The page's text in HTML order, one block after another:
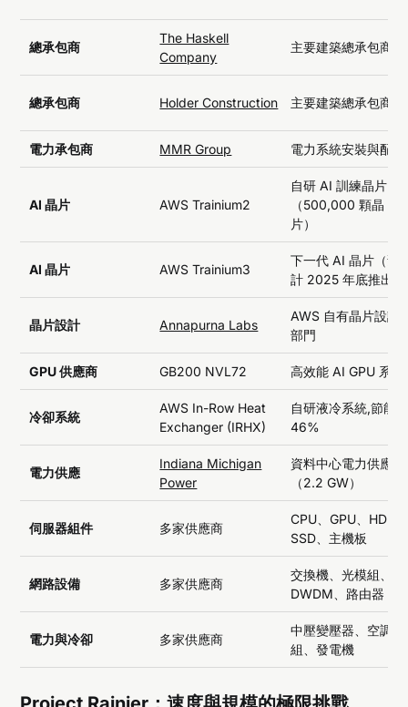
總承包商
The Haskell
Company
主要建築總承包商
總承包商 Holder Construction 主要建築總承包商
電力承包商 MMR Group 電力系統安裝與配置
AI 晶片 AWS Trainium2
自研 AI 訓練晶片
（500,000 顆晶
片）
AI 晶片 AWS Trainium3
下一代 AI 晶片（預
計 2025 年底推出）
晶片設計 Annapurna Labs
AWS 自有晶片設計
部門
GPU 供應商 GB200 NVL72 高效能 AI GPU 系統
冷卻系統
AWS In-Row Heat
Exchanger (IRHX)
自研液冷系統,節能
46%
電力供應
Indiana Michigan
Power
資料中心電力供應
（2.2 GW）
伺服器組件 多家供應商
CPU、GPU、HDD
SSD、主機板
網路設備 多家供應商
交換機、光模組、
DWDM、路由器
電力與冷卻 多家供應商
中壓變壓器、空調機
組、發電機